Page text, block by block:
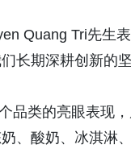
Quang Tri先生
长期深耕创新的
品类的亮眼表现
、酸奶、冰淇淋